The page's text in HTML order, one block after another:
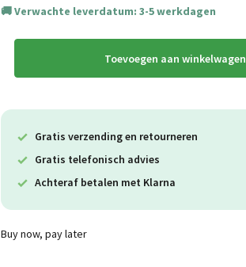
Verwachte leverdatum: 3-5 werkdagen
Toevoegen aan winkelwagen
Buy now, pay later
Gratis verzending en retourneren
Gratis telefonisch advies
Achteraf betalen met Klarna